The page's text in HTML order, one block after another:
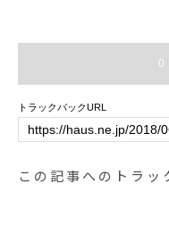
0
トラックバックURL
この記事へのトラッ